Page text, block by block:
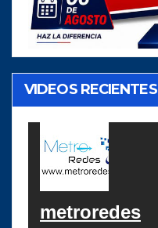
VIDEOS RECIENTES
metroredes